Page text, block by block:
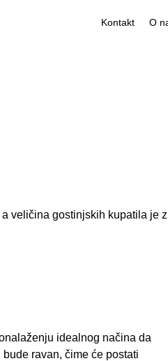
Kontakt
veličina gostinjskih kupatila je
idealnog načina da
ravan, čime će postati